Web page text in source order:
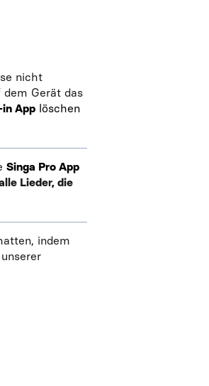
nicht
Gerät das
Applöschen
Singa Pro App
Lieder, die
indem